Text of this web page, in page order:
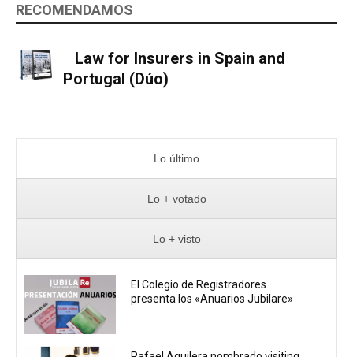
RECOMENDAMOS
Law for Insurers in Spain and
Portugal (Dúo)
Lo último
Lo + votado
Lo + visto
El Colegio de Registradores
presenta los «Anuarios Jubilare»